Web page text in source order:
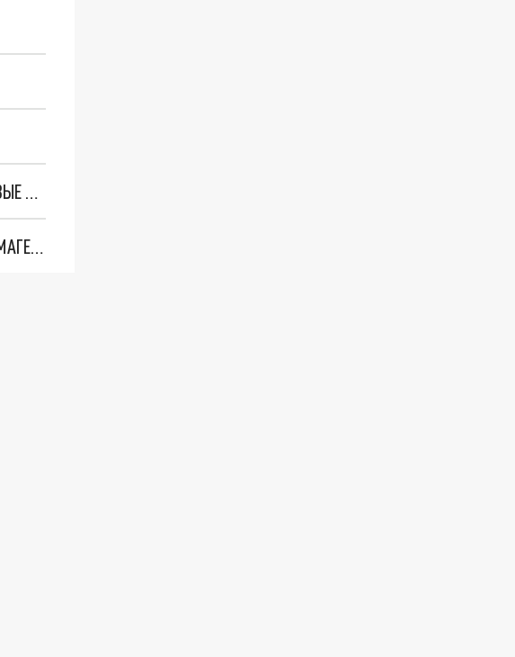
"ОЧЕНЬ ПЛОХИЕ НОВОСТИ": БОЛЬШАЯ ОШИБКА PALANTIR В РОССИИ. СТРАНЫ НАТО ВПЕРВЫЕ ЗА СВО ОСТАНОВИЛИ ПОСТАВКИ ОРУЖИЯ. ВСУ ТЕРЯЮТ ПРИГРАНИЧЬЕ?
ТРИ ГЛАВНЫХ ИНСАЙДА ОБ СВО. ОТМЕНА МОБИЛИЗАЦИИ И ВОЗВРАЩЕНИЕ "ГЕНЕРАЛА АРМАГЕДДОНА"? ОТЛИЧНЫЕ НОВОСТИ, КОТОРЫЕ ЖДАЛИ ВСЕ